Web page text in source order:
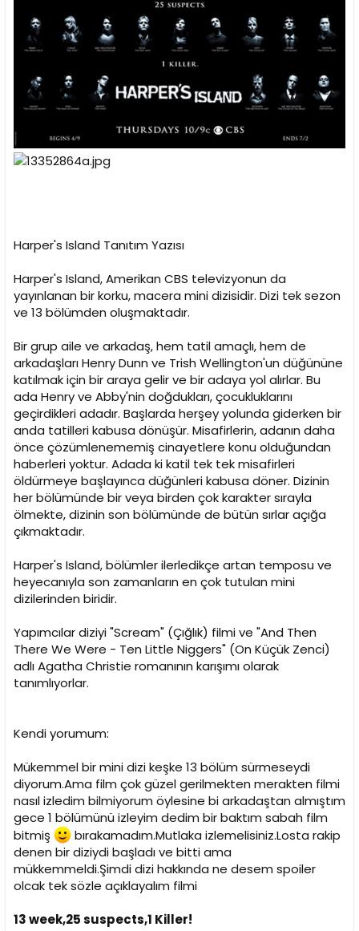
Harper's Island Tanıtım Yazısı
Harper's Island, Amerikan CBS televizyonun da
yayınlanan bir korku, macera mini dizisidir. Dizi tek sezon
ve 13 bölümden oluşmaktadır.
Bir grup aile ve arkadaş, hem tatil amaçlı, hem de
arkadaşları Henry Dunn ve Trish Wellington'un düğününe
katılmak için bir araya gelir ve bir adaya yol alırlar. Bu
ada Henry ve Abby'nin doğdukları, çocukluklarını
geçirdikleri adadır. Başlarda herşey yolunda giderken bir
anda tatilleri kabusa dönüşür. Misafirlerin, adanın daha
önce çözümlenememiş cinayetlere konu olduğundan
haberleri yoktur. Adada ki katil tek tek misafirleri
öldürmeye başlayınca düğünleri kabusa döner. Dizinin
her bölümünde bir veya birden çok karakter sırayla
ölmekte, dizinin son bölümünde de bütün sırlar açığa
çıkmaktadır.
Harper's Island, bölümler ilerledikçe artan temposu ve
heyecanıyla son zamanların en çok tutulan mini
dizilerinden biridir.
Yapımcılar diziyi "Scream" (Çığlık) filmi ve "And Then
There We Were - Ten Little Niggers" (On Küçük Zenci)
adlı Agatha Christie romanının karışımı olarak
tanımlıyorlar.
Kendi yorumum:
Mükemmel bir mini dizi keşke 13 bölüm sürmeseydi
diyorum.Ama film çok güzel gerilmekten merakten filmi
nasıl izledim bilmiyorum öylesine bi arkadaştan almıştım
gece 1 bölümünü izleyim dedim bir baktım sabah film
bitmiş
bırakamadım.Mutlaka izlemelisiniz.Losta rakip
denen bir diziydi başladı ve bitti ama
mükkemmeldi.Şimdi dizi hakkında ne desem spoiler
olcak tek sözle açıklayalım filmi
13 week,25 suspects,1 Killer!